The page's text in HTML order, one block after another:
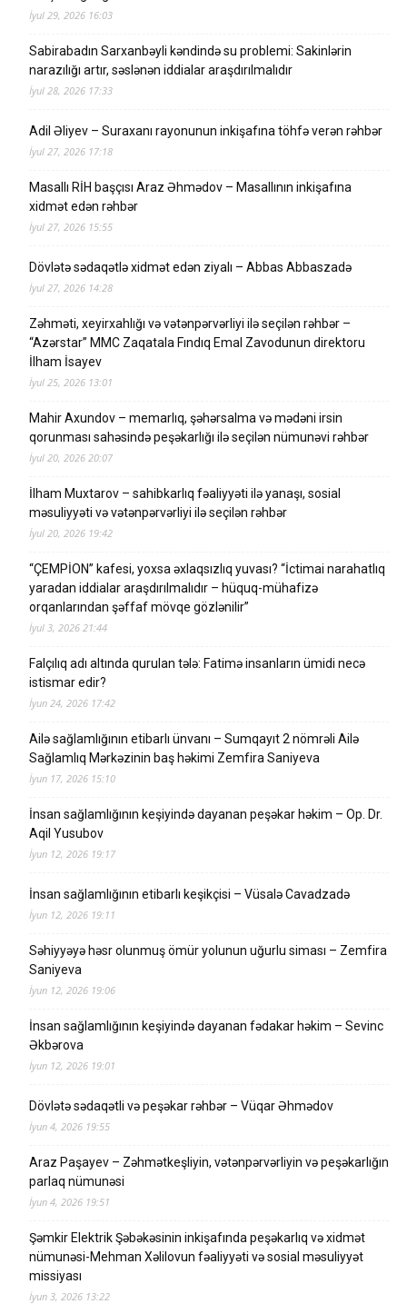
İyul 29, 2026 16:03
Sabirabadın Sarxanbəyli kəndində su problemi: Sakinlərin
narazılığı artır, səslənən iddialar araşdırılmalıdır
İyul 28, 2026 17:33
Adil Əliyev – Suraxanı rayonunun inkişafına töhfə verən rəhbər
İyul 27, 2026 17:18
Masallı RİH başçısı Araz Əhmədov – Masallının inkişafına
xidmət edən rəhbər
İyul 27, 2026 15:55
Dövlətə sədaqətlə xidmət edən ziyalı – Abbas Abbaszadə
İyul 27, 2026 14:28
Zəhməti, xeyirxahlığı və vətənpərvərliyi ilə seçilən rəhbər –
“Azərstar” MMC Zaqatala Fındıq Emal Zavodunun direktoru
İlham İsayev
İyul 25, 2026 13:01
Mahir Axundov – memarlıq, şəhərsalma və mədəni irsin
qorunması sahəsində peşəkarlığı ilə seçilən nümunəvi rəhbər
İyul 20, 2026 20:07
İlham Muxtarov – sahibkarlıq fəaliyyəti ilə yanaşı, sosial
məsuliyyəti və vətənpərvərliyi ilə seçilən rəhbər
İyul 20, 2026 19:42
“ÇEMPİON” kafesi, yoxsa əxlaqsızlıq yuvası? “İctimai narahatlıq
yaradan iddialar araşdırılmalıdır – hüquq-mühafizə
orqanlarından şəffaf mövqe gözlənilir”
İyul 3, 2026 21:44
Falçılıq adı altında qurulan tələ: Fatimə insanların ümidi necə
istismar edir?
İyun 24, 2026 17:42
Ailə sağlamlığının etibarlı ünvanı – Sumqayıt 2 nömrəli Ailə
Sağlamlıq Mərkəzinin baş həkimi Zemfira Saniyeva
İyun 17, 2026 15:10
İnsan sağlamlığının keşiyində dayanan peşəkar həkim – Op. Dr.
Aqil Yusubov
İyun 12, 2026 19:17
İnsan sağlamlığının etibarlı keşikçisi – Vüsalə Cavadzadə
İyun 12, 2026 19:11
Səhiyyəyə həsr olunmuş ömür yolunun uğurlu siması – Zemfira
Saniyeva
İyun 12, 2026 19:06
İnsan sağlamlığının keşiyində dayanan fədakar həkim – Sevinc
Əkbərova
İyun 12, 2026 19:01
Dövlətə sədaqətli və peşəkar rəhbər – Vüqar Əhmədov
İyun 4, 2026 19:55
Araz Paşayev – Zəhmətkeşliyin, vətənpərvərliyin və peşəkarlığın
parlaq nümunəsi
İyun 4, 2026 19:51
Şəmkir Elektrik Şəbəkəsinin inkişafında peşəkarlıq və xidmət
nümunəsi-Mehman Xəlilovun fəaliyyəti və sosial məsuliyyət
missiyası
İyun 3, 2026 13:22